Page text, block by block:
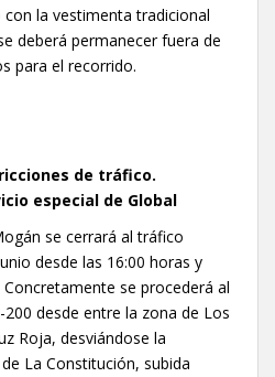
la vestimenta tradicional
deberá permanecer fuera de
para el recorrido.
de tráfico.
especial de Global
se cerrará al tráfico
desde las 16:00 horas y
se procederá al
desde entre la zona de Los
Roja, desviándose la
La Constitución, subida